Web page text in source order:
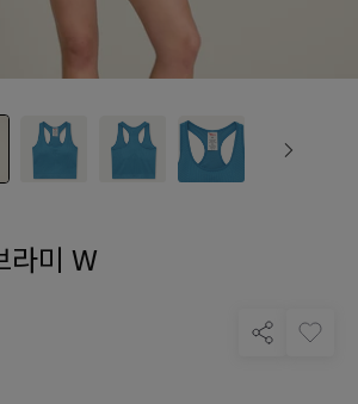
라미 W